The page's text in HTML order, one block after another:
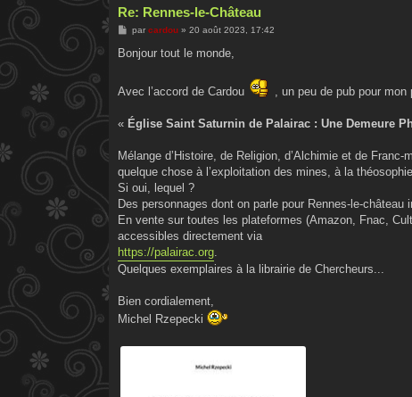
Re: Rennes-le-Château
M
s
e
par cardou» 20 août 2023, 17:42
Bonjour tout le monde,
Avec l’accord de Cardou , un peu de pub pour
« Église Saint Saturnin de Palairac : Une Demeure
Mélange d’Histoire, de Religion, d’Alchimie et de
quelque chose à l’exploitation des mines, à la
Si oui, lequel ?
Des personnages dont on parle pour Rennes-le-
En vente sur toutes les plateformes (Amazon, Fnac,
accessibles directement via
https://palairac.org
Quelques exemplaires à la librairie de Chercheurs...
Bien cordialement,
Michel Rzepecki